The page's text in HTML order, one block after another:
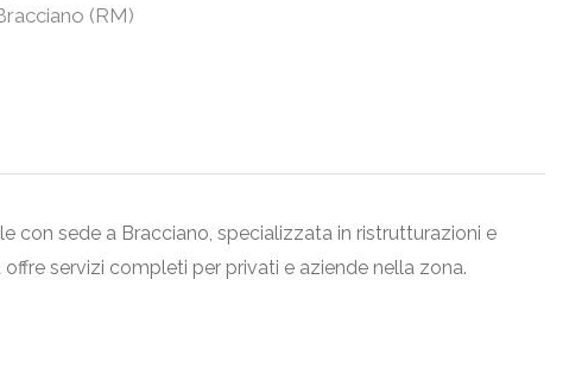
(RM)
con sede a Bracciano, specializzata in ristrutturazioni e
servizi completi per privati e aziende nella zona.